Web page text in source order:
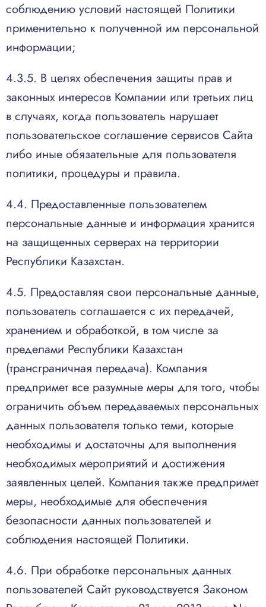
соблюдению условий настоящей Политики
применительно к полученной им персональной
информации;
4.3.5. В целях обеспечения защиты прав и
законных интересов Компании или третьих лиц
в случаях, когда пользователь нарушает
пользовательское соглашение сервисов Сайта
либо иные обязательные для пользователя
политики, процедуры и правила.
4.4. Предоставленные пользователем
персональные данные и информация хранится
на защищенных серверах на территории
Республики Казахстан.
4.5. Предоставляя свои персональные данные,
пользователь соглашается с их передачей,
хранением и обработкой, в том числе за
пределами Республики Казахстан
(трансграничная передача). Компания
предпримет все разумные меры для того, чтобы
ограничить объем передаваемых персональных
данных пользователя только теми, которые
необходимы и достаточны для выполнения
необходимых мероприятий и достижения
заявленных целей. Компания также предпримет
меры, необходимые для обеспечения
безопасности данных пользователей и
соблюдения настоящей Политики.
4.6. При обработке персональных данных
пользователей Сайт руководствуется Законом